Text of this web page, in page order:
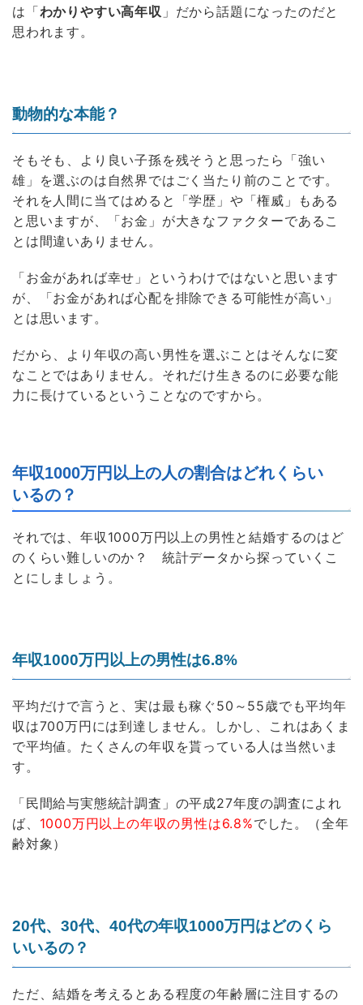
は「わかりやすい高年収 」だから話題になったのだと
思われます。
動物的な本能？
そもそも、より良い子孫を残そうと思ったら「強い
雄」を選ぶのは自然界ではごく当たり前のことです。
それを人間に当てはめると「学歴」や「権威」もある
と思いますが、「お金」が大きなファクターであるこ
とは間違いありません。
「お金があれば幸せ」というわけではないと思います
が、「お金があれば心配を排除できる可能性が高い」
とは思います。
だから、より年収の高い男性を選ぶことはそんなに変
なことではありません。それだけ生きるのに必要な能
力に長けているということなのですから。
年収1000万円以上の人の割合はどれくらい
いるの？
それでは、年収1000万円以上の男性と結婚するのはど
のくらい難しいのか？ 統計データから探っていくこ
とにしましょう。
年収1000万円以上の男性は6.8%
平均だけで言うと、実は最も稼ぐ50～55歳でも平均年
収は700万円には到達しません。しかし、これはあくま
で平均値。たくさんの年収を貰っている人は当然いま
す。
「民間給与実態統計調査」の平成27年度の調査によれ
ば、 1000万円以上の年収の男性は6.8%でした。（全年
齢対象）
20代、30代、40代の年収1000万円はどのくら
いいるの？
ただ、結婚を考えるとある程度の年齢層に注目するの